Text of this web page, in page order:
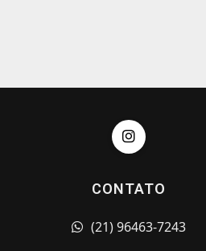
CONTATO
(21) 96463-7243